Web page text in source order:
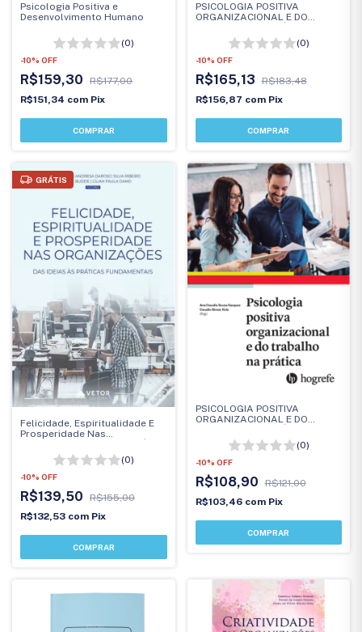
Psicologia Positiva e
Desenvolvimento Humano
(0)
-10% OFF
R$159,30
R$177,00
R$151,34 com Pix
PSICOLOGIA POSITIVA
ORGANIZACIONAL E DO
(Volume II)
(0)
-10% OFF
R$165,13
R$183,48
R$156,87 com Pix
GRÁTIS
Felicidade, Espiritualidade E
Prosperidade Nas
Práticas Fundamentais(0)
-10% OFF
R$139,50
R$155,00
R$132,53 com Pix
PSICOLOGIA POSITIVA
ORGANIZACIONAL E DO
(0)
-10% OFF
R$108,90
R$121,00
R$103,46 com Pix